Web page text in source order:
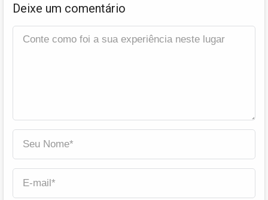
Deixe um comentário